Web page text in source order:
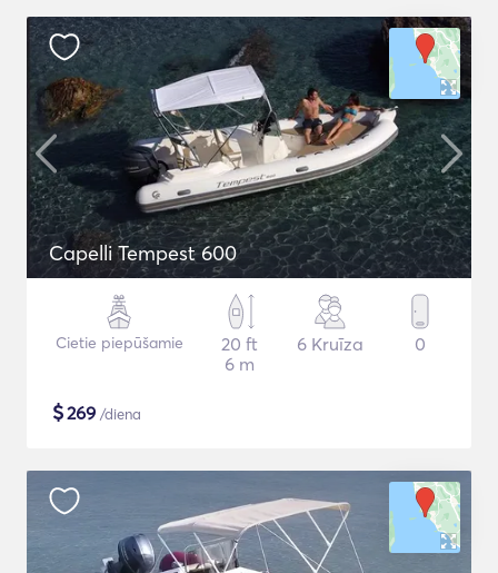
Capelli Tempest 600
Cietie piepūšamie
20 ft
6 m
6 Kruīza 0
$269 /diena